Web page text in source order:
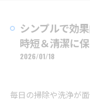
シンプルで効
時短＆清潔に
2026/01/18
毎日の掃除や洗浄が